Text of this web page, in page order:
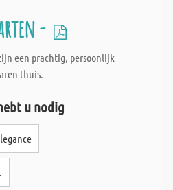
-
een prachtig, persoonlijk
thuis.
u nodig